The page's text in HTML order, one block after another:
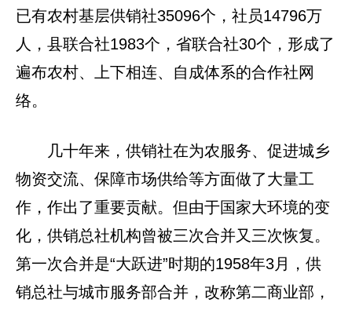
已有农村基层供销社35096个，社员14796万
人，县联合社1983个，省联合社30个，形成了
遍布农村、上下相连、自成体系的合作社网
络。
几十年来，供销社在为农服务、促进城乡
物资交流、保障市场供给等方面做了大量工
作，作出了重要贡献。但由于国家大环境的变
化，供销总社机构曾被三次合并又三次恢复。
第一次合并是“大跃进”时期的1958年3月，供
销总社与城市服务部合并，改称第二商业部，